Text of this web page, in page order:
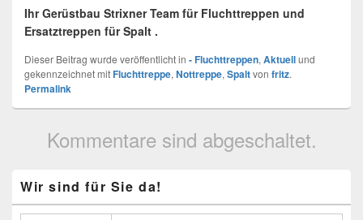
Ihr Gerüstbau Strixner Team für Fluchttreppen und
Ersatztreppen für Spalt .
Dieser Beitrag wurde veröffentlicht in - Fluchttreppen, Aktuellund
gekennzeichnet mitFluchttreppe, Nottreppe, Spaltvon fritz.
Permalink
Kommentare sind abgeschaltet.
Seitenleisten
Widget-
Wir sind für Sie da!